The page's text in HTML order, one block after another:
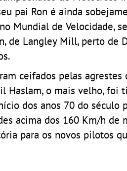
pai Ron é ainda
Mundial de Velocidade,
de Langley Mill, perto
ceifados pelas agrestes
Haslam, o mais velho, foi
dos anos 70 do século
acima dos 160 Km/h de
para os novos pilotos